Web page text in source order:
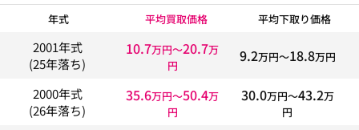
年式 平均買取価格 平均下取り価格
2001年式
(25年落ち)
10.7万円〜20.7万
円
9.2万円〜18.8万円
2000年式
(26年落ち)
35.6万円〜50.4万
円
30.0万円〜43.2万
円